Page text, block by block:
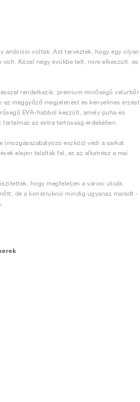
ambíciói voltak. Azt tervezték, hogy egy olyan
Közel négy évükbe telt, mire elkészült, és
rendelkezik, prémium minőségű velúrbőr
meggyőző megjelenést és kényelmes érzést
EVA-habból készült, amely puha és
az extra tartósság érdekében.
eszköz) védi a sarkat
elején találták fel, ez az alkatrész a mai
hogy megfeleljen a városi utcák
de a konstrukció mindig ugyanaz maradt -